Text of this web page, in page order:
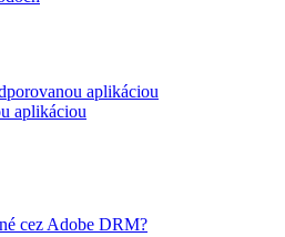
aplikáciou
aplikáciou
cez Adobe DRM?